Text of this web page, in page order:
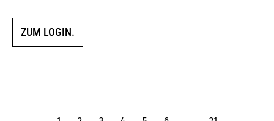
ZUM LOGIN.